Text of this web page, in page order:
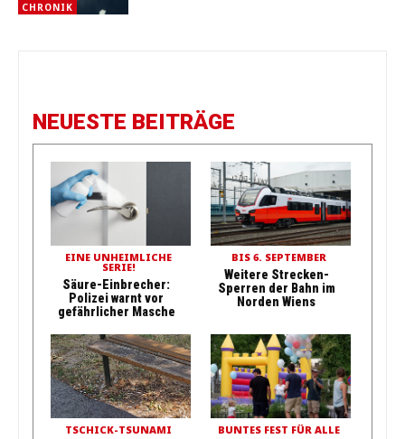
CHRONIK
NEUESTE BEITRÄGE
EINE UNHEIMLICHE
SERIE!
Säure-Einbrecher:
Polizei warnt vor
gefährlicher Masche
BIS 6. SEPTEMBER
Weitere Strecken-
Sperren der Bahn im
Norden Wiens
TSCHICK-TSUNAMI BUNTES FEST FÜR ALLE